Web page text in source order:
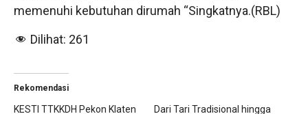
memenuhi kebutuhan dirumah “Singkatnya.(RBL)
Dilihat: 261
Rekomendasi
KESTI TTKKDH Pekon Klaten
Dari Tari Tradisional hingga